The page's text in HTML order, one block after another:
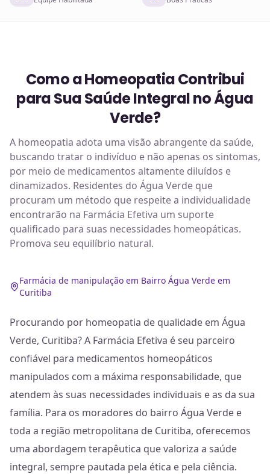
Como a Homeopatia Contribui
para Sua Saúde Integral no Água
Verde?
A homeopatia adota uma visão abrangente da saúde,
buscando tratar o indivíduo e não apenas os sintomas,
por meio de medicamentos altamente diluídos e
dinamizados. Residentes do Água Verde que
procuram um método que respeite a individualidade
encontrarão na Farmácia Efetiva um suporte
qualificado para suas necessidades homeopáticas.
Promova seu equilíbrio natural.
Farmácia de manipulação em Bairro Água Verde em
Curitiba
Procurando por homeopatia de qualidade em Água
Verde, Curitiba? A Farmácia Efetiva é seu parceiro
confiável para medicamentos homeopáticos
manipulados com a máxima responsabilidade, que
atendem às suas necessidades individuais e as da sua
família. Para os moradores do bairro Água Verde e
toda a região metropolitana de Curitiba, oferecemos
uma abordagem terapêutica que valoriza a saúde
integral, sempre pautada pela ética e pela ciência.